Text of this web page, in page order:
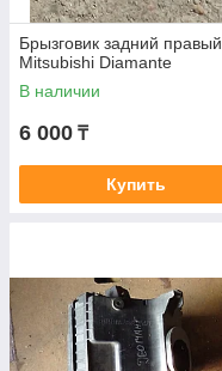
Брызговик задний правый
Mitsubishi Diamante
В наличии
6 000 ₸
Купить